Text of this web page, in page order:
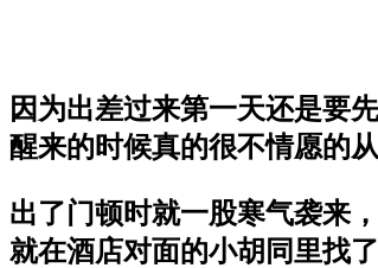
因为出差过来第一天还是要
醒来的时候真的很不情愿的
出了门顿时就一股寒气袭来
就在酒店对面的小胡同里找